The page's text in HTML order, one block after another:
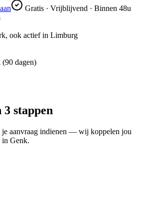
Gratis · Vrijblijvend · Binnen 48u
ook actief in Limburg
(90 dagen)
stappen
je aanvraag indienen — wij koppelen jou
in Genk.